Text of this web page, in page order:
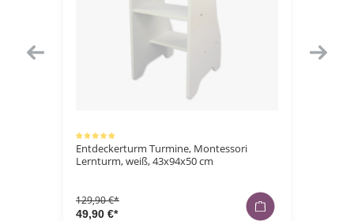
Durchschnittliche Bewertung von 5 von 5 Sternen
Entdeckerturm Turmine, Montessori
Lernturm, weiß, 43x94x50 cm
129,90 €*
49,90 €*